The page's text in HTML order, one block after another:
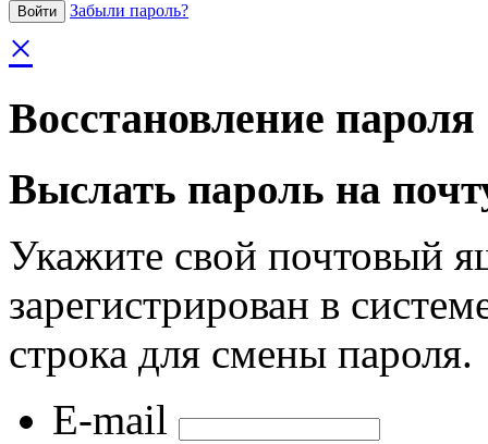
Забыли пароль?
×
Восстановление пароля
Выслать пароль на
Укажите свой почтовый
зарегистрирован в
строка для смены пароля.
E-mail